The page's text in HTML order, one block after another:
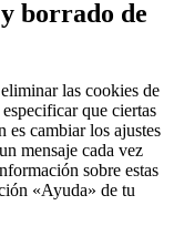
borrado de
las cookies de
que ciertas
es cambiar los ajustes
mensaje cada vez
sobre estas
«Ayuda» de tu